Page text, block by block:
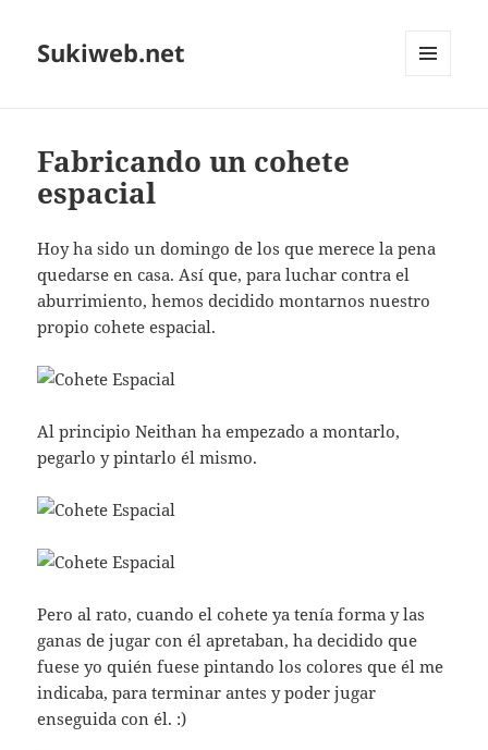
Sukiweb.net
Fabricando un cohete
espacial
Hoy ha sido un domingo de los que merece la pena
quedarse en casa. Así que, para luchar contra el
aburrimiento, hemos decidido montarnos nuestro
propio cohete espacial.
Al principio Neithan ha empezado a montarlo,
pegarlo y pintarlo él mismo.
Pero al rato, cuando el cohete ya tenía forma y las
ganas de jugar con él apretaban, ha decidido que
fuese yo quién fuese pintando los colores que él me
indicaba, para terminar antes y poder jugar
enseguida con él. :)